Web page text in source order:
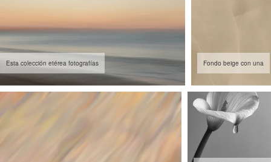
Esta colección etérea fotografías Fondo beige con una